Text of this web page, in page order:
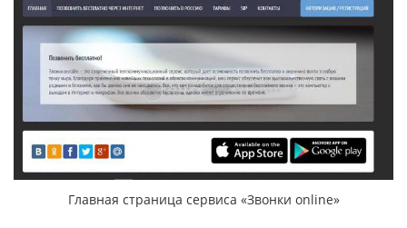
Главная страница сервиса «Звонки online»